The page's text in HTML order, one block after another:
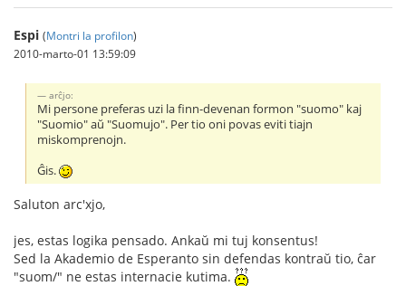
Espi (Montri la profilon)
2010-marto-01 13:59:09
arĉjo:
Mi persone preferas uzi la finn-devenan formon "suomo" kaj
"Suomio" aŭ "Suomujo". Per tio oni povas eviti tiajn
miskomprenojn.
Ĝis.
Saluton arc'xjo,
jes, estas logika pensado. Ankaŭ mi tuj konsentus!
Sed la Akademio de Esperanto sin defendas kontraŭ tio, ĉar
"suom/" ne estas internacie kutima.